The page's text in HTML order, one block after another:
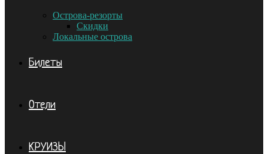
Острова-резорты
Скидки
Локальные острова
Билеты
Отели
КРУИЗЫ